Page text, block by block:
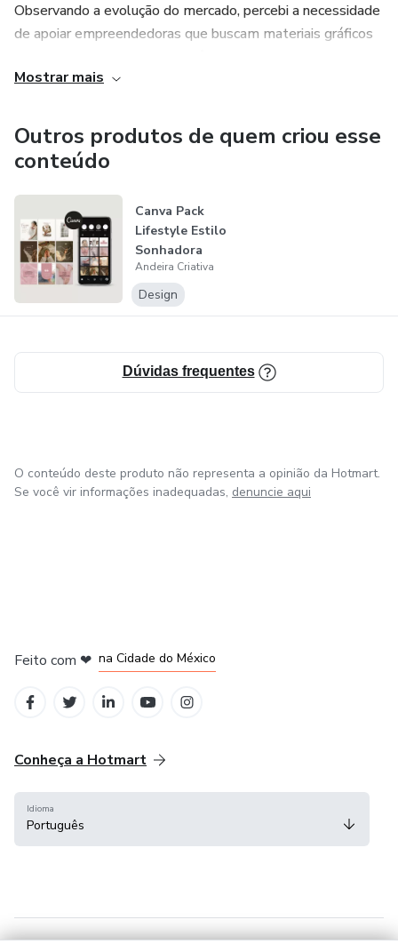
Observando a evolução do mercado, percebi a necessidade
de apoiar empreendedoras que buscam materiais gráficos
equipe profissional.
Meu trabalho contínuo no mercado me mantém atualizada
sobre tendências, que pretendo traduzir de forma prática
para diversos nichos.
Estou entusiasmada em oferecer soluções visuais que não
apenas encantem, mas também impulsionam o sucesso
das minhas leitoras. Com dedicação e experiência, meu
compromisso é tornar o mundo digital mais atraente,
funcional e harmonioso através do design.
Mostrar mais
Outros produtos de quem criou esse
conteúdo
Canva Pack
Lifestyle Estilo
Sonhadora
Andeira Criativa
Design
Dúvidas frequentes
O conteúdo deste produto não representa a opinião da Hotmart.
Se você vir informações inadequadas, denuncie aqui
Feito com ❤ na Cidade do México
Conheça a Hotmart
Idioma
Português